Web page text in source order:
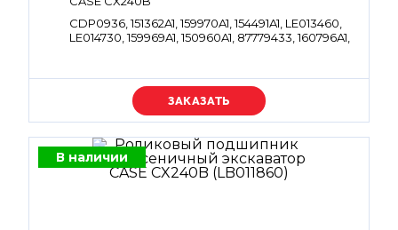
CDP0936, 151362A1, 159970A1, 154491A1, LE013460,
LE014730, 159969A1, 150960A1, 87779433, 160796A1,
Уточняйте цену
В наличии